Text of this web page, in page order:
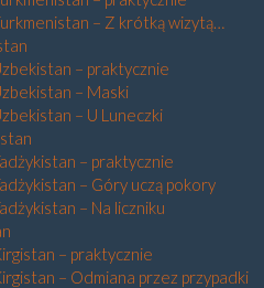
– Z krótką wizytą…
– praktycznie
– Maski
– U Luneczki
– praktycznie
– Góry uczą pokory
– Na liczniku
– praktycznie
– Odmiana przez przypadki